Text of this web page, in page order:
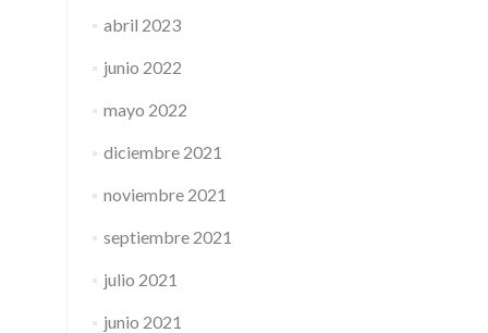
abril 2023
junio 2022
mayo 2022
diciembre 2021
noviembre 2021
septiembre 2021
julio 2021
junio 2021